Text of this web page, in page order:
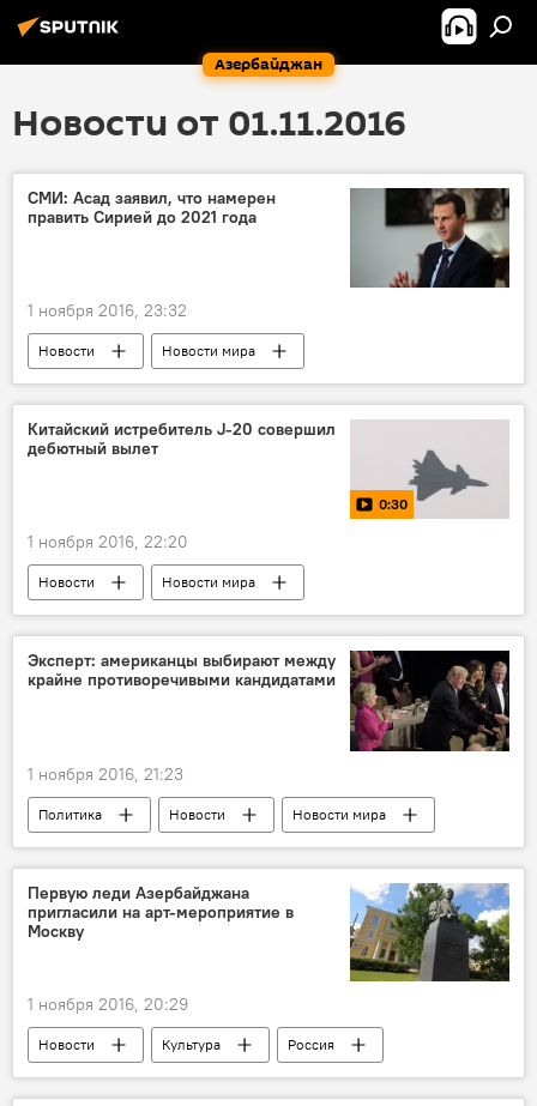
Азербайджан
Новости от 01.11.2016
СМИ: Асад заявил, что намерен
править Сирией до 2021 года
1 ноября 2016, 23:32
Новости Новости мира
Китайский истребитель J-20 совершил
дебютный вылет
0:30
1 ноября 2016, 22:20
Новости
Новости мира
МУЛЬТИМЕДИА
Видео
Эксперт: американцы выбирают между
крайне противоречивыми кандидатами
1 ноября 2016, 21:23
Политика Новости
Новости мира
Россия
Первую леди Азербайджана
пригласили на арт-мероприятие в
Москву
1 ноября 2016, 20:29
Новости Культура
Россия
ЖИЗНЬ
Москва